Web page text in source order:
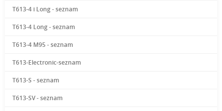
T613-4 i Long - seznam
T613-4 Long - seznam
T613-4 M95 - seznam
T613-Electronic-seznam
T613-S - seznam
T613-SV - seznam